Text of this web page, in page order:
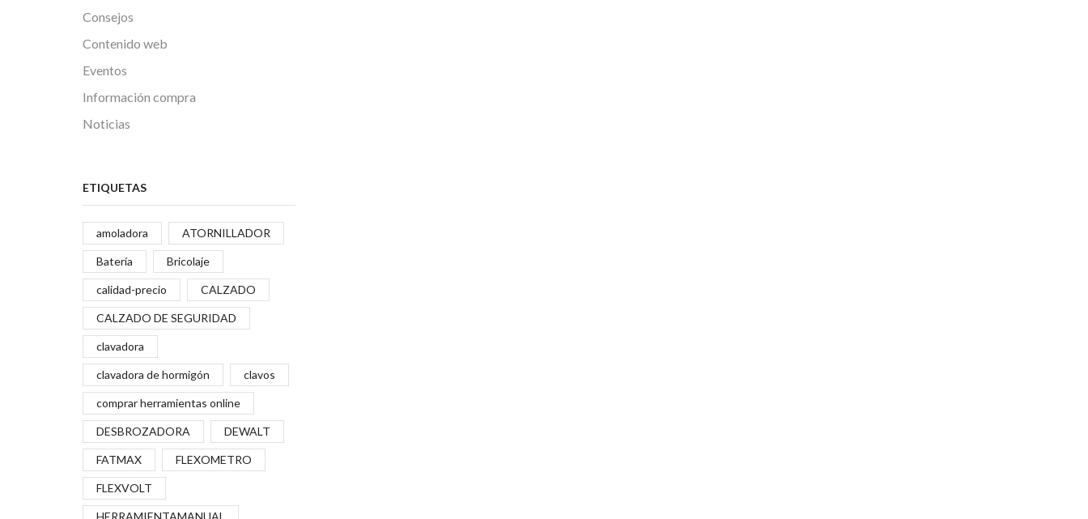
Consejos
Contenido web
Eventos
Información compra
Noticias
ETIQUETAS
amoladora ATORNILLADOR
Batería Bricolaje
calidad-precio CALZADO
CALZADO DE SEGURIDAD
clavadora
clavadora de hormigón clavos
comprar herramientas online
DESBROZADORA DEWALT
FATMAX FLEXOMETRO
FLEXVOLT
HERRAMIENTAMANUAL